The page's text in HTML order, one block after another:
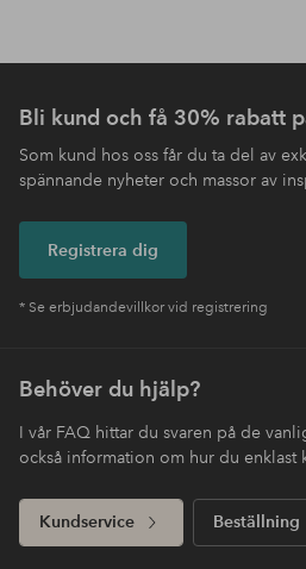
Bli kund och få 30% rabatt
Som kund hos oss får du ta del av
spännande nyheter och massor av
Registrera dig
* Se erbjudandevillkor vid registrering
Behöver du hjälp?
I vår FAQ hittar du svaren på de
också information om hur du enklast
Kundservice Beställning